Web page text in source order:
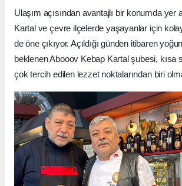
Ulaşım açısından avantajlı bir konumda yer
Kartal ve çevre ilçelerde yaşayanlar için
de öne çıkıyor. Açıldığı günden itibaren
beklenen Abooov Kebap Kartal şubesi, kısa
çok tercih edilen lezzet noktalarından biri